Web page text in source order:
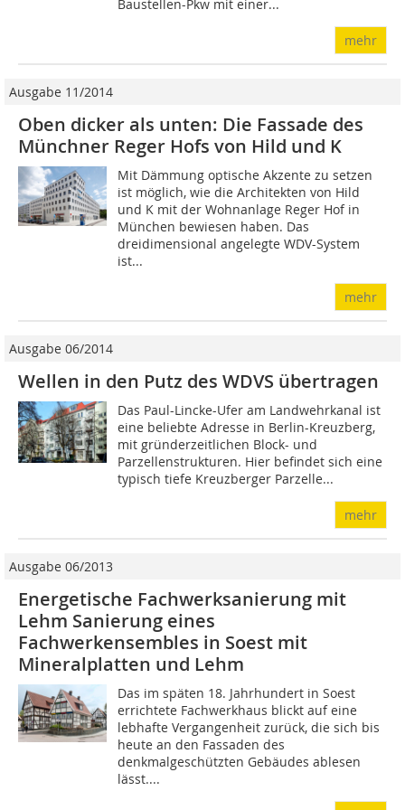
Baustellen-Pkw mit einer...
mehr
Ausgabe 11/2014
Oben dicker als unten: Die Fassade des
Münchner Reger Hofs von Hild und K
Mit Dämmung optische Akzente zu setzen
ist möglich, wie die Architekten von Hild
und K mit der Wohnanlage Reger Hof in
München bewiesen haben. Das
dreidimensional angelegte WDV-System
ist...
mehr
Ausgabe 06/2014
Wellen in den Putz des WDVS übertragen
Das Paul-Lincke-Ufer am Landwehrkanal ist
eine beliebte Adresse in Berlin-Kreuzberg,
mit gründerzeitlichen Block- und
Parzellenstrukturen. Hier befindet sich eine
typisch tiefe Kreuzberger Parzelle...
mehr
Ausgabe 06/2013
Energetische Fachwerksanierung mit
Lehm Sanierung eines
Fachwerkensembles in Soest mit
Mineralplatten und Lehm
Das im späten 18. Jahrhundert in Soest
errichtete Fachwerkhaus blickt auf eine
lebhafte Vergangenheit zurück, die sich bis
heute an den Fassaden des
denkmalgeschützten Gebäudes ablesen
lässt....